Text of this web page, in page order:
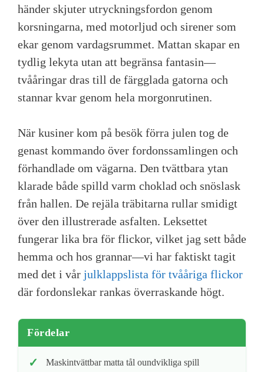
händer skjuter utryckningsfordon genom
korsningarna, med motorljud och sirener som
ekar genom vardagsrummet. Mattan skapar en
tydlig lekyta utan att begränsa fantasin—
tvååringar dras till de färgglada gatorna och
stannar kvar genom hela morgonrutinen.
När kusiner kom på besök förra julen tog de
genast kommando över fordonssamlingen och
förhandlade om vägarna. Den tvättbara ytan
klarade både spilld varm choklad och snöslask
från hallen. De rejäla träbitarna rullar smidigt
över den illustrerade asfalten. Leksettet
fungerar lika bra för flickor, vilket jag sett både
hemma och hos grannar—vi har faktiskt tagit
med det i vår julklappslista för tvååriga flickor
där fordonslekar rankas överraskande högt.
Fördelar
Maskintvättbar matta tål oundvikliga spill